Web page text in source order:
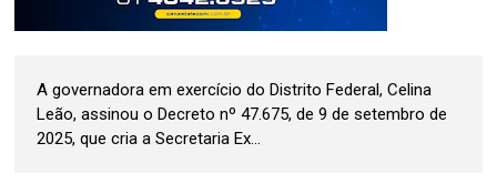
A governadora em exercício do Distrito Federal, Celina
Leão, assinou o Decreto nº 47.675, de 9 de setembro de
2025, que cria a Secretaria Ex...